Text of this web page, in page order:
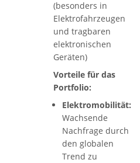
(besonders in
Elektrofahrzeugen
und tragbaren
elektronischen
Geräten)
Vorteile für das
Portfolio:
Elektromobilität:
Wachsende
Nachfrage durch
den globalen
Trend zu